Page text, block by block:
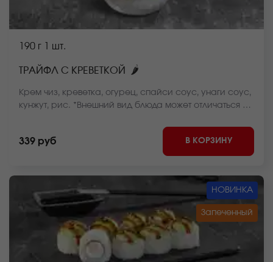
190 г 1 шт.
ТРАЙФЛ С КРЕВЕТКОЙ 🌶
Крем чиз, креветка, огурец, спайси соус, унаги соус,
кунжут, рис. *Внешний вид блюда может отличаться от
339 руб В КОРЗИНУ
НОВИНКА
Запеченный